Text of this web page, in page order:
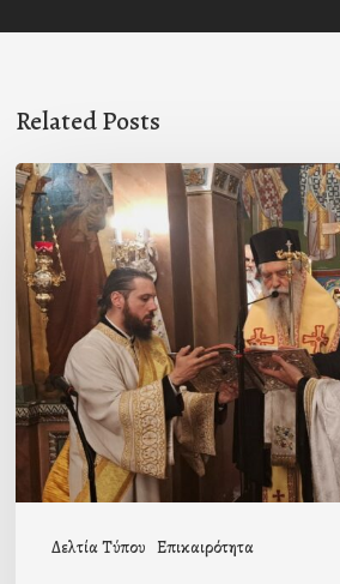
Related Posts
Δελτία Τύπου Επικαιρότητα
Ιερά
Παράκληση
στον
Ι.Ν.
Κοιμήσεως
της
Θεοτόκου
Μαγούλας